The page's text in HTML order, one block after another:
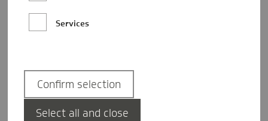
Dr. Jens Baas
Services
Confirm selection
Select all and close